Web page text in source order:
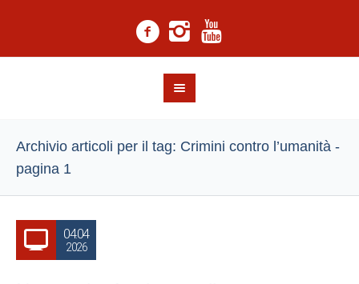
Archivio articoli per il tag: Crimini contro l’umanità -
pagina 1
04.04
2026